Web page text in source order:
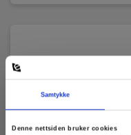
Samtykke
Denne nettsiden bruker cookies